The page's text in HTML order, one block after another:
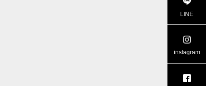
LINE
instagram